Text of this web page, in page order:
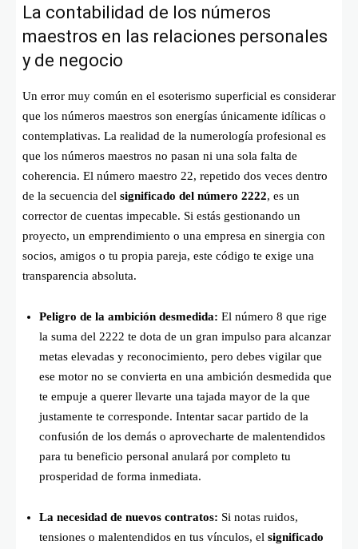
La contabilidad de los números
maestros en las relaciones personales
y de negocio
Un error muy común en el esoterismo superficial es considerar
que los números maestros son energías únicamente idílicas o
contemplativas. La realidad de la numerología profesional es
que los números maestros no pasan ni una sola falta de
coherencia. El número maestro 22, repetido dos veces dentro
de la secuencia del significado del número 2222, es un
corrector de cuentas impecable. Si estás gestionando un
proyecto, un emprendimiento o una empresa en sinergia con
socios, amigos o tu propia pareja, este código te exige una
transparencia absoluta.
Peligro de la ambición desmedida: El número 8 que rige
la suma del 2222 te dota de un gran impulso para alcanzar
metas elevadas y reconocimiento, pero debes vigilar que
ese motor no se convierta en una ambición desmedida que
te empuje a querer llevarte una tajada mayor de la que
justamente te corresponde. Intentar sacar partido de la
confusión de los demás o aprovecharte de malentendidos
para tu beneficio personal anulará por completo tu
prosperidad de forma inmediata.
La necesidad de nuevos contratos: Si notas ruidos,
tensiones o malentendidos en tus vínculos, el significado